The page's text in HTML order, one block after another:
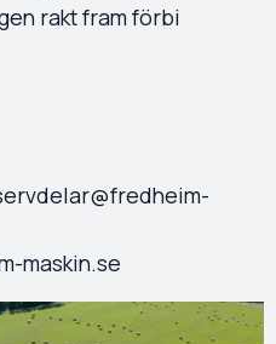
rakt fram förbi
maskin.se